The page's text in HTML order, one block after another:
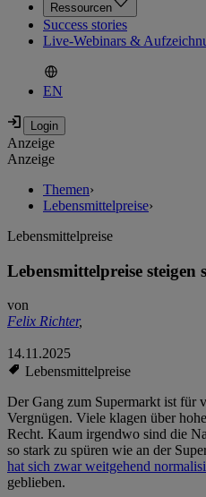
Ressourcen
Success stories
Live-Webinars &
EN
Anzeige
Anzeige
Themen›
Lebensmittelpreise›
Lebensmittelpreise
Lebensmittelpreise steigen
von
Felix Richter,
14.11.2025
Lebensmittelpreise
Der Gang zum Supermarkt ist für
Vergnügen. Viele klagen über
Recht. Kaum irgendwo sind die
so stark zu spüren wie an der
hat sich zwar weitgehend
geblieben.